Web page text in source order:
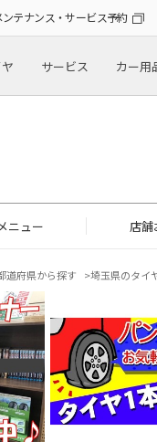
ンテナンス・サービス予約
サービス カー用
ニュー 店
道府県から探す 埼玉県のタイ